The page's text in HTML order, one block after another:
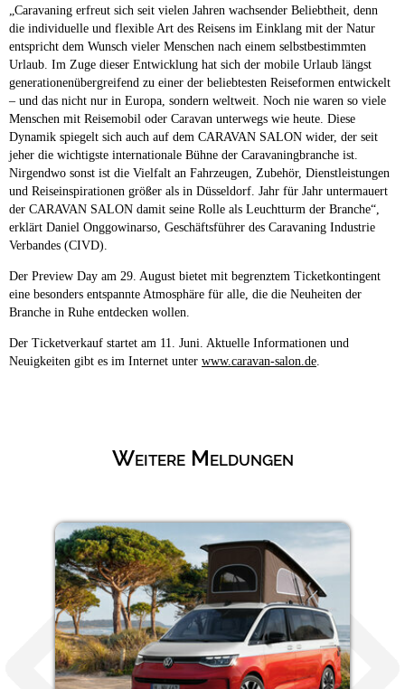
„Caravaning erfreut sich seit vielen Jahren wachsender Beliebtheit, denn
die individuelle und flexible Art des Reisens im Einklang mit der Natur
entspricht dem Wunsch vieler Menschen nach einem selbstbestimmten
Urlaub. Im Zuge dieser Entwicklung hat sich der mobile Urlaub längst
generationenübergreifend zu einer der beliebtesten Reiseformen entwickelt
– und das nicht nur in Europa, sondern weltweit. Noch nie waren so viele
Menschen mit Reisemobil oder Caravan unterwegs wie heute. Diese
Dynamik spiegelt sich auch auf dem CARAVAN SALON wider, der seit
jeher die wichtigste internationale Bühne der Caravaningbranche ist.
Nirgendwo sonst ist die Vielfalt an Fahrzeugen, Zubehör, Dienstleistungen
und Reiseinspirationen größer als in Düsseldorf. Jahr für Jahr untermauert
der CARAVAN SALON damit seine Rolle als Leuchtturm der Branche“,
erklärt Daniel Onggowinarso, Geschäftsführer des Caravaning Industrie
Verbandes (CIVD).
Der Preview Day am 29. August bietet mit begrenztem Ticketkontingent
eine besonders entspannte Atmosphäre für alle, die die Neuheiten der
Branche in Ruhe entdecken wollen.
Der Ticketverkauf startet am 11. Juni. Aktuelle Informationen und
Neuigkeiten gibt es im Internet unter www.caravan-salon.de
Weitere Meldungen